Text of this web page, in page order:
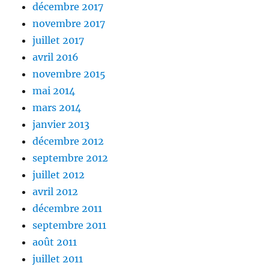
décembre 2017
novembre 2017
juillet 2017
avril 2016
novembre 2015
mai 2014
mars 2014
janvier 2013
décembre 2012
septembre 2012
juillet 2012
avril 2012
décembre 2011
septembre 2011
août 2011
juillet 2011